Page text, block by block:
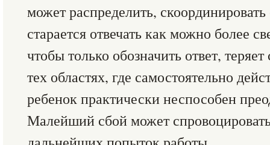
может распределить,
старается отвечать как можно более
чтобы только обозначить ответ,
тех областях, где самостоятельно
ребенок практически неспособен
Малейший сбой может спровоцировать